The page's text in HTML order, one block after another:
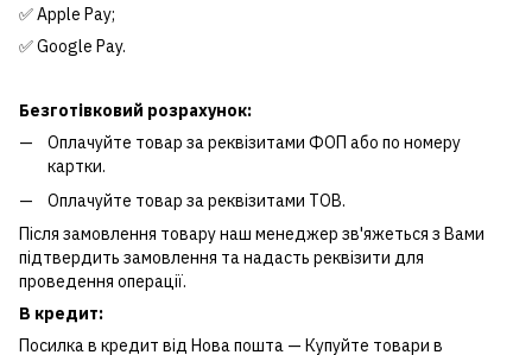
✅ Apple Pay;
✅ Google Pay.
Безготівковий розрахунок:
Оплачуйте товар за реквізитами ФОП або по номеру
картки.
Оплачуйте товар за реквізитами ТОВ.
Після замовлення товару наш менеджер зв'яжеться з Вами
підтвердить замовлення та надасть реквізити для
проведення операції.
В кредит:
Посилка в кредит від Нова пошта — Купуйте товари в